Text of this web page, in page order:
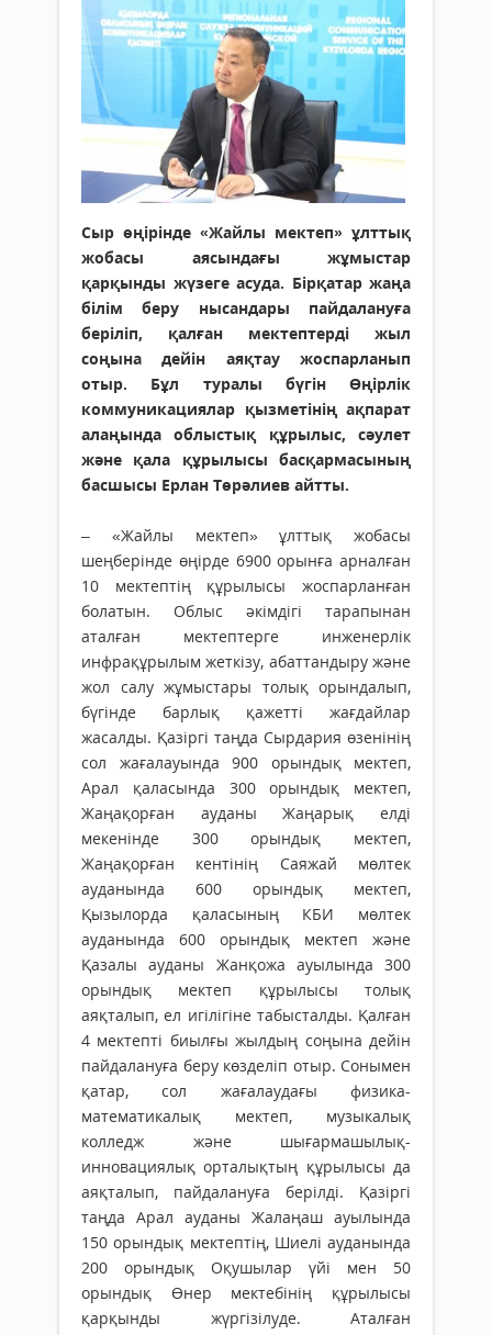
Сыр өңірінде «Жайлы мектеп» ұлттық
жобасы аясындағы жұмыстар
қарқынды жүзеге асуда. Бірқатар жаңа
білім беру нысандары пайдалануға
беріліп, қалған мектептерді жыл
соңына дейін аяқтау жоспарланып
отыр. Бұл туралы бүгін Өңірлік
коммуникациялар қызметінің ақпарат
алаңында облыстық құрылыс, сәулет
және қала құрылысы басқармасының
басшысы Ерлан Төрәлиев айтты.
– «Жайлы мектеп» ұлттық жобасы
шеңберінде өңірде 6900 орынға арналған
10 мектептің құрылысы жоспарланған
болатын. Облыс әкімдігі тарапынан
аталған мектептерге инженерлік
инфрақұрылым жеткізу, абаттандыру және
жол салу жұмыстары толық орындалып,
бүгінде барлық қажетті жағдайлар
жасалды. Қазіргі таңда Сырдария өзенінің
сол жағалауында 900 орындық мектеп,
Арал қаласында 300 орындық мектеп,
Жаңақорған ауданы Жаңарық елді
мекенінде 300 орындық мектеп,
Жаңақорған кентінің Саяжай мөлтек
ауданында 600 орындық мектеп,
Қызылорда қаласының КБИ мөлтек
ауданында 600 орындық мектеп және
Қазалы ауданы Жанқожа ауылында 300
орындық мектеп құрылысы толық
аяқталып, ел игілігіне табысталды. Қалған
4 мектепті биылғы жылдың соңына дейін
пайдалануға беру көзделіп отыр. Сонымен
қатар, сол жағалаудағы физика-
математикалық мектеп, музыкалық
колледж және шығармашылық-
инновациялық орталықтың құрылысы да
аяқталып, пайдалануға берілді. Қазіргі
таңда Арал ауданы Жалаңаш ауылында
150 орындық мектептің, Шиелі ауданында
200 орындық Оқушылар үйі мен 50
орындық Өнер мектебінің құрылысы
қарқынды жүргізілуде. Аталған